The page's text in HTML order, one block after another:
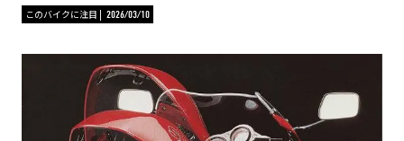
このバイクに注目
2026/03/10